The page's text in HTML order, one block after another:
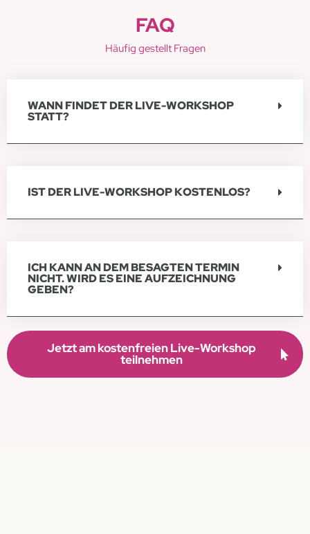
FAQ
Häufig gestellt Fragen
WANN FINDET DER LIVE-WORKSHOP
STATT?
IST DER LIVE-WORKSHOP KOSTENLOS?
ICH KANN AN DEM BESAGTEN TERMIN
NICHT. WIRD ES EINE AUFZEICHNUNG
GEBEN?
Jetzt am kostenfreien Live-Workshop
teilnehmen